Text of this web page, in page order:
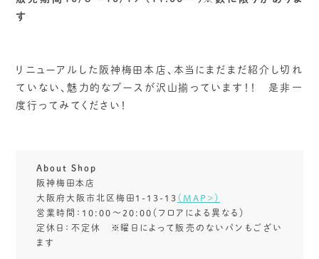
す
リニューアルした阪神梅田本店、本当にまだまだ紹介し切れ
ていない、魅力的なブースが沢山揃っています！！ 是非一
度行ってみてください！
About Shop
阪神梅田本店
大阪府大阪市北区梅田1-13-13 （MAP>）
営業時間：10:00～20:00（フロアによる異なる）
定休日：不定休 ※曜日によって販売のないパンもござい
ます